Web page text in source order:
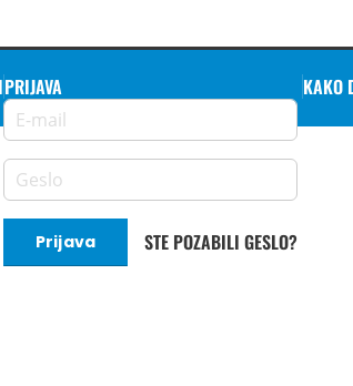
PRIJAVA
Prijava STE POZABILI GESLO?
KAKO